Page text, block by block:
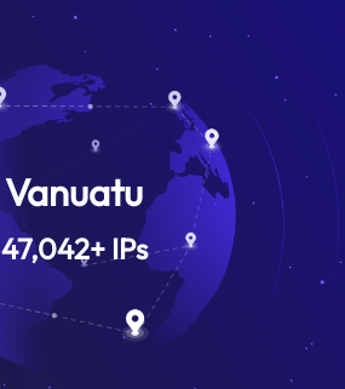
Vanuatu
47,042+IPs